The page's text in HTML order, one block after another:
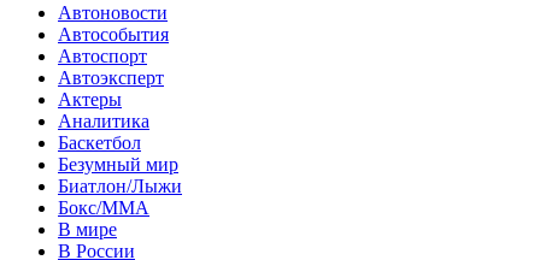
Автоновости
Автособытия
Автоспорт
Автоэксперт
Актеры
Аналитика
Баскетбол
Безумный мир
Биатлон/Лыжи
Бокс/MMA
В мире
В России